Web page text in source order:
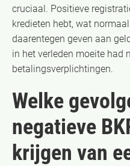
cruciaal. Positieve
kredieten hebt, wat
daarentegen geven aan
in het verleden moeite had
betalingsverplichtingen.
Welke
negatieve
krijgen van